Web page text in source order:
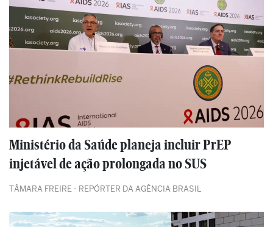
Ministério da Saúde planeja incluir PrEP
injetável de ação prolongada no SUS
TÂMARA FREIRE - REPÓRTER DA AGÊNCIA BRASIL